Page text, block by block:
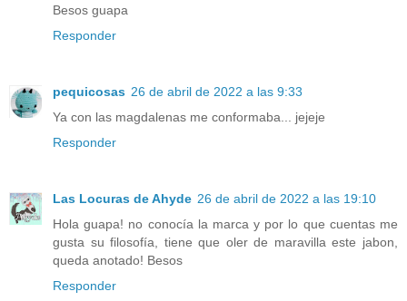
Besos guapa
Responder
pequicosas 26 de abril de 2022 a las 9:33
Ya con las magdalenas me conformaba... jejeje
Responder
Las Locuras de Ahyde 26 de abril de 2022 a las 19:10
Hola guapa! no conocía la marca y por lo que cuentas me
gusta su filosofía, tiene que oler de maravilla este jabon,
queda anotado! Besos
Responder